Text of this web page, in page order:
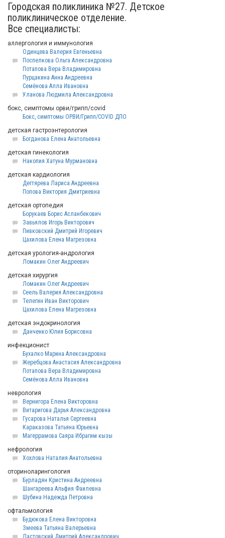
Городская поликлиника №27. Детское
поликлиническое отделение.
Все специалисты:
аллергология и иммунология
Одинцева Валерия Евгеньевна
Поспелкова Ольга Александровна
Потапова Вера Владимировна
Пурцакина Анна Андреевна
Семёнова Алла Ивановна
Уланова Людмила Александровна
бокс, симптомы орви/грипп/covid
Бокс, симптомы ОРВИ/Грипп/COVID ДПО
детская гастроэнтерология
Богданова Елена Анатольевна
детская гинекология
Накопия Хатуна Мурмановна
детская кардиология
Дегтярева Лариса Андреевна
Попова Виктория Дмитриевна
детская ортопедия
Борукаев Борис Асланбекович
Завьялов Игорь Викторович
Пивковский Дмитрий Игоревич
Цахилова Елена Магрезовна
детская урология-андрология
Ломакин Олег Андреевич
детская хирургия
Ломакин Олег Андреевич
Сеель Валерия Александровна
Телегин Иван Викторович
Цахилова Елена Магрезовна
детская эндокринология
Данченко Юлия Борисовна
инфекционист
Бухалко Марина Александровна
Жеребцова Анастасия Александровна
Потапова Вера Владимировна
Семёнова Алла Ивановна
неврология
Вернигора Елена Викторовна
Витаригова Дарья Александровна
Гусарова Наталья Сергеевна
Караказова Татьяна Юрьевна
Магеррамова Саяра Ибрагим кызы
нефрология
Хохлова Наталия Анатольевна
оториноларингология
Бурладян Кристина Андреевна
Шангареева Альфия Фаилевна
Шубина Надежда Петровна
офтальмология
Будюкова Елена Викторовна
Змеева Татьяна Валерьевна
Ластовский Дмитрий Александрович